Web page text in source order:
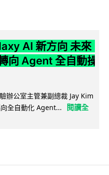
AI 新方向 未來
向 Agent 全自動操
辦公室主管兼副總裁 Jay Kim
全自動化 Agent...
閱讀全